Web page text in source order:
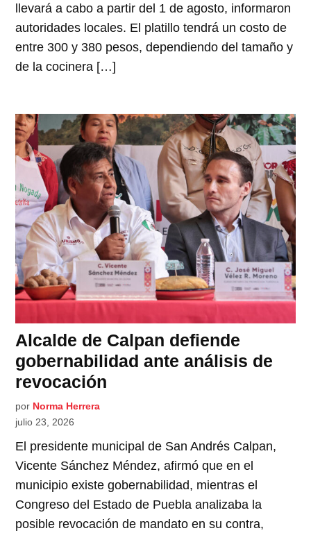
llevará a cabo a partir del 1 de agosto, informaron
autoridades locales. El platillo tendrá un costo de
entre 300 y 380 pesos, dependiendo del tamaño y
de la cocinera […]
Alcalde de Calpan defiende
gobernabilidad ante análisis de
revocación
por Norma Herrera
julio 23, 2026
El presidente municipal de San Andrés Calpan,
Vicente Sánchez Méndez, afirmó que en el
municipio existe gobernabilidad, mientras el
Congreso del Estado de Puebla analizaba la
posible revocación de mandato en su contra,